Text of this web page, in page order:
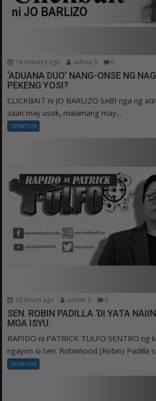
18 minutes ago admin 3 0
‘ADUANA DUO’ NANG-ONSE NG
PEKENG YOSI?
CLICKBAIT ni JO BARLIZO SABI nga ng
saan may usok, malamang may...
OPINYON
20 hours ago admin 3 0
SEN. ROBIN PADILLA ‘DI YATA
MGA ISYU
RAPIDO ni PATRICK TULFO SENTRO ng
ngayon si Sen. Robinhood (Robin) Padilla
OPINYON